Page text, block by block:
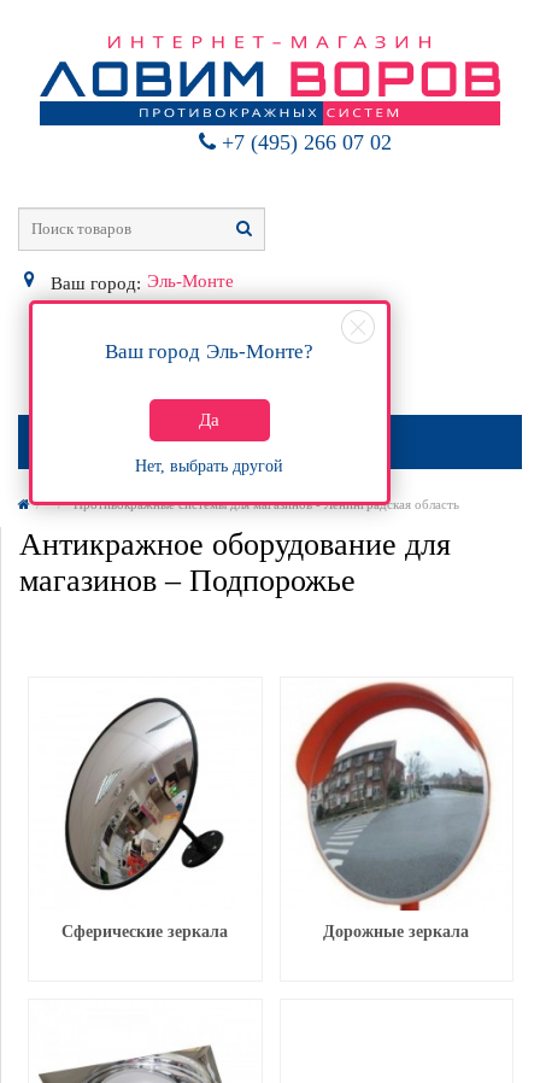
+7 (495) 266 07 02
Ваш город: Эль-Монте
Ваш город Эль-Монте?
Да
Нет, выбрать другой
0Р
МЕНЮ
Противокражные системы для магазинов - Ленинградская область
Антикражное оборудование для
магазинов – Подпорожье
Сферические зеркала Дорожные зеркала